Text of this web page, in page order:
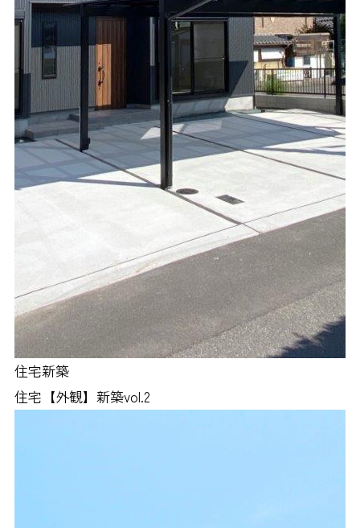
住宅新築
住宅【外観】新築vol.2